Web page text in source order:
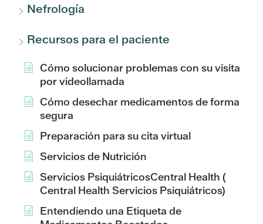
Nefrología
Recursos para el paciente
Cómo solucionar problemas con su visita
por videollamada
Cómo desechar medicamentos de forma
segura
Preparación para su cita virtual
Servicios de Nutrición
Servicios PsiquiátricosCentral Health (
Central Health Servicios Psiquiátricos)
Entendiendo una Etiqueta de